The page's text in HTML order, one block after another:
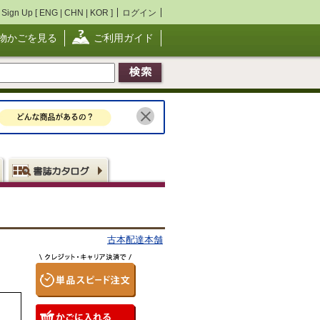
Sign Up [ ENG | CHN | KOR ] ログイン
かごを見る ご利用ガイド
古本配達本舗